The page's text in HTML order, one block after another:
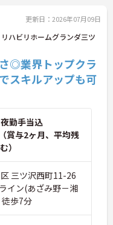
給＋1万円
アップす
ーションで
はの手厚
♪産休・育
が変わっ
っていま
更新日：2026年07月09日
ハビリホームグランダ三ツ
◎業界トップクラ
スキルアップも可
勤手当込
賞与2ヶ月、平均残
）
三ツ沢西町11-26
イン(あざみ野－湘
歩7分